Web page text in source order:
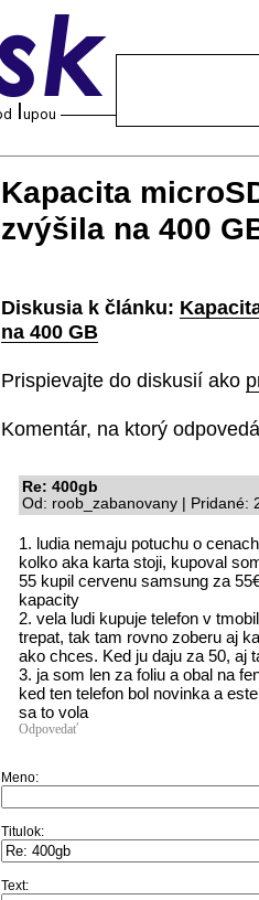
Kapacita
zvýšila na 400
Diskusia k článku:
na 400 GB
Prispievajte do diskusií ako
Komentár, na ktorý
Re: 400gb
Od: roob_zabanovany | Pridané:
1. ludia nemaju potuchu o
kolko aka karta stoji, kupoval
55 kupil cervenu samsung za
kapacity
2. vela ludi kupuje telefon v
trepat, tak tam rovno zoberu aj
ako chces. Ked ju daju za 50, aj
3. ja som len za foliu a obal na
ked ten telefon bol novinka a
sa to vola
Odpovedať
Meno:
Titulok:
Text: